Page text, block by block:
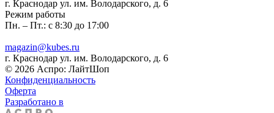
г. Краснодар ул. им. Володарского, д. 6
Режим работы
Пн. – Пт.: с 8:30 до 17:00
magazin@kubes.ru
г. Краснодар ул. им. Володарского, д. 6
© 2026 Аспро: ЛайтШоп
Конфиденциальность
Оферта
Разработано в